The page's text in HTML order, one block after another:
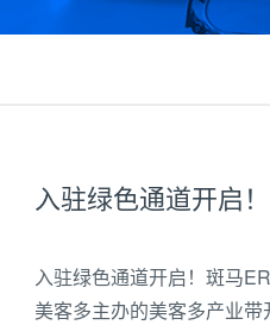
入驻绿色通道开启！斑马
美客多主办的美客多产业